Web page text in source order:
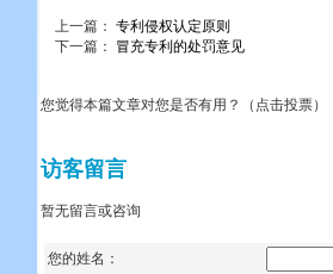
上一篇： 专利侵权认定原则
下一篇： 冒充专利的处罚意见
您觉得本篇文章对您是否有用？（点击投票）
访客留言
暂无留言或咨询
您的姓名：